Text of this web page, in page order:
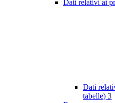
Dati relativi ai
Dati
tabelle) 3